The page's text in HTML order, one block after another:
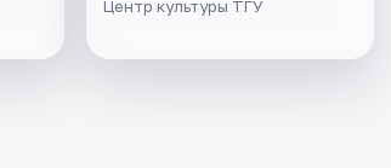
Центр культуры ТГУ